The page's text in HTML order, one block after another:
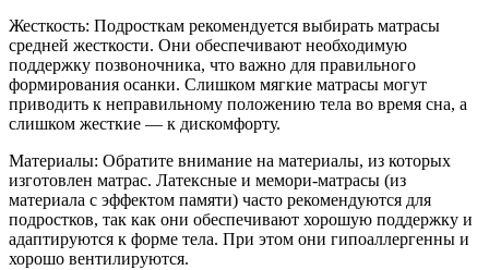
Жесткость: Подросткам рекомендуется выбирать матрасы
средней жесткости. Они обеспечивают необходимую
поддержку позвоночника, что важно для правильного
формирования осанки. Слишком мягкие матрасы могут
приводить к неправильному положению тела во время сна, а
слишком жесткие — к дискомфорту.
Материалы: Обратите внимание на материалы, из которых
изготовлен матрас. Латексные и мемори-матрасы (из
материала с эффектом памяти) часто рекомендуются для
подростков, так как они обеспечивают хорошую поддержку и
адаптируются к форме тела. При этом они гипоаллергенны и
хорошо вентилируются.